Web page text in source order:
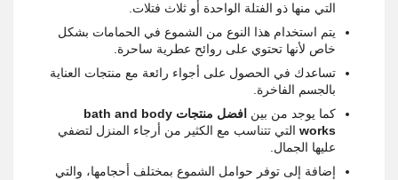
التي منها ذو الفتلة الواحدة أو ثلاث فتلات.
يتم استخدام هذا النوع من الشموع في الحمامات بشكل
خاص لأنها تحتوي على روائح عطرية ساحرة.
تساعدك في الحصول على أجواء رائعة مع منتجات العناية
بالجسم الفاخرة.
كما يوجد من بين
افضل منتجات bath and body
works التي تتناسب مع الكثير من أرجاء المنزل لتضفي
عليها الجمال.
إضافة إلى توفر حوامل الشموع بمختلف أحجامها، والتي